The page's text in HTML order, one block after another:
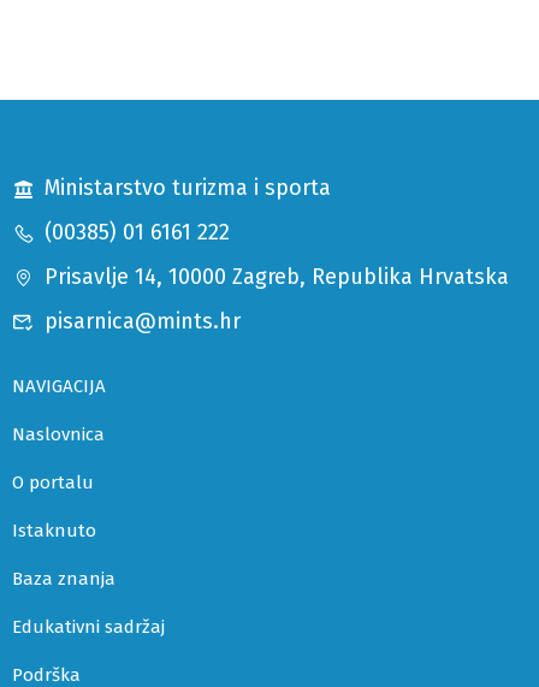
Ministarstvo turizma i sporta
(00385) 01 6161 222
Prisavlje 14, 10000 Zagreb, Republika Hrvatska
pisarnica@mints.hr
NAVIGACIJA
Naslovnica
O portalu
Istaknuto
Baza znanja
Edukativni sadržaj
Podrška